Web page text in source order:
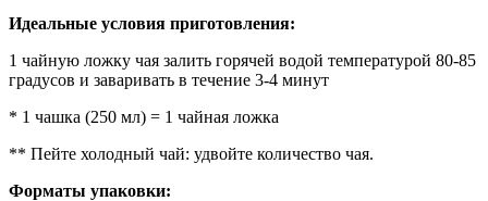
Идеальные условия приготовления:
1 чайную ложку чая залить горячей водой температурой 80-85
градусов и заваривать в течение 3-4 минут
* 1 чашка (250 мл) = 1 чайная ложка
** Пейте холодный чай: удвойте количество чая.
Форматы упаковки: